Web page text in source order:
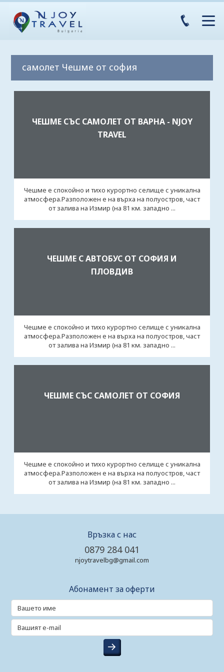
самолет Чешме от софия
ЧЕШМЕ СЪС САМОЛЕТ ОТ ВАРНА - NJOY
TRAVEL
Чешме е спокойно и тихо курортно селище с уникална
атмосфера.Разположен е на върха на полуостров, част
от залива на Измир (на 81 км. западно ...
ЧЕШМЕ С АВТОБУС ОТ СОФИЯ И
ПЛОВДИВ
Чешме е спокойно и тихо курортно селище с уникална
атмосфера.Разположен е на върха на полуостров, част
от залива на Измир (на 81 км. западно ...
ЧЕШМЕ СЪС САМОЛЕТ ОТ СОФИЯ
Чешме е спокойно и тихо курортно селище с уникална
атмосфера.Разположен е на върха на полуостров, част
от залива на Измир (на 81 км. западно ...
Връзка с нас
0879 284 041
njoytravelbg@gmail.com
Абонамент за оферти